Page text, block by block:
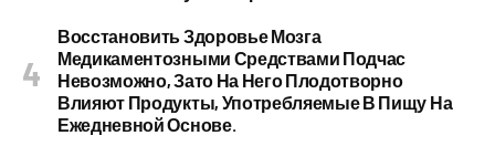
Восстановить Здоровье Мозга
Медикаментозными Средствами Подчас
Невозможно, Зато На Него Плодотворно
Влияют Продукты, Употребляемые В Пищу На
Ежедневной Основе.